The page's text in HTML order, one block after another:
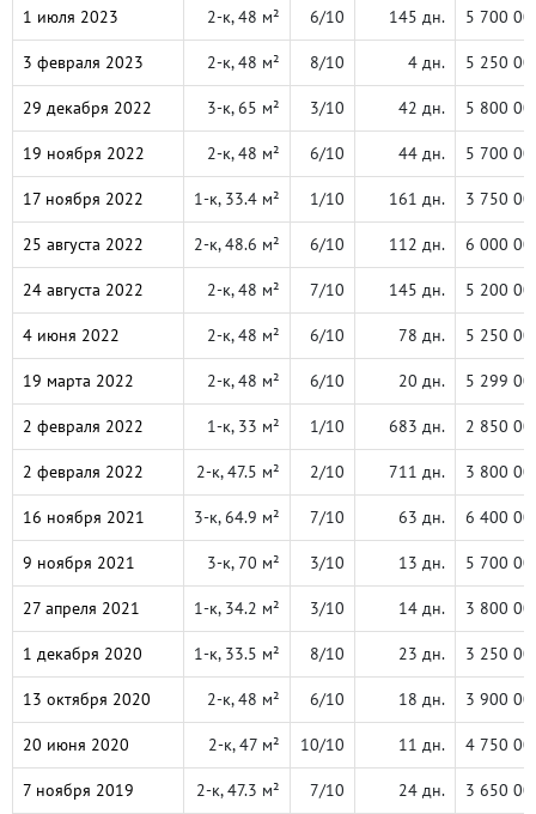
1 июля 2023 2-к, 48 м² 6/10 145 дн. 5 700
3 февраля 2023 2-к, 48 м² 8/10 4 дн. 5 250
29 декабря 2022 3-к, 65 м² 3/10 42 дн. 5 800
19 ноября 2022 2-к, 48 м² 6/10 44 дн. 5 700
17 ноября 2022 1-к, 33.4 м² 1/10 161 дн. 3 750
25 августа 2022 2-к, 48.6 м² 6/10 112 дн. 6 000
24 августа 2022 2-к, 48 м² 7/10 145 дн. 5 200
4 июня 2022 2-к, 48 м² 6/10 78 дн. 5 250
19 марта 2022 2-к, 48 м² 6/10 20 дн. 5 299
2 февраля 2022 1-к, 33 м² 1/10 683 дн. 2 850
2 февраля 2022 2-к, 47.5 м² 2/10 711 дн. 3 800
16 ноября 2021 3-к, 64.9 м² 7/10 63 дн. 6 400
9 ноября 2021 3-к, 70 м² 3/10 13 дн. 5 700
27 апреля 2021 1-к, 34.2 м² 3/10 14 дн. 3 800
1 декабря 2020 1-к, 33.5 м² 8/10 23 дн. 3 250
13 октября 2020 2-к, 48 м² 6/10 18 дн. 3 900
20 июня 2020 2-к, 47 м² 10/10 11 дн. 4 750
7 ноября 2019 2-к, 47.3 м² 7/10 24 дн. 3 650